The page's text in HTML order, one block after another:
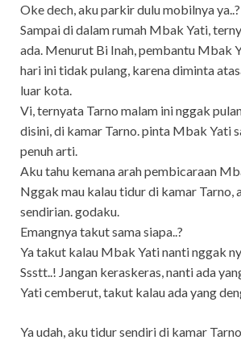
Oke dech, aku parkir dulu mobilnya ya..?
Sampai di dalam rumah Mbak Yati,
ada. Menurut Bi Inah, pembantu Mbak
hari ini tidak pulang, karena diminta
luar kota.
Vi, ternyata Tarno malam ini nggak
disini, di kamar Tarno. pinta Mbak Yati
penuh arti.
Aku tahu kemana arah pembicaraan
Nggak mau kalau tidur di kamar Tarno,
sendirian. godaku.
Emangnya takut sama siapa..?
Ya takut kalau Mbak Yati nanti nggak
Ssstt..! Jangan keraskeras, nanti ada
Yati cemberut, takut kalau ada yang
Ya udah, aku tidur sendiri di kamar